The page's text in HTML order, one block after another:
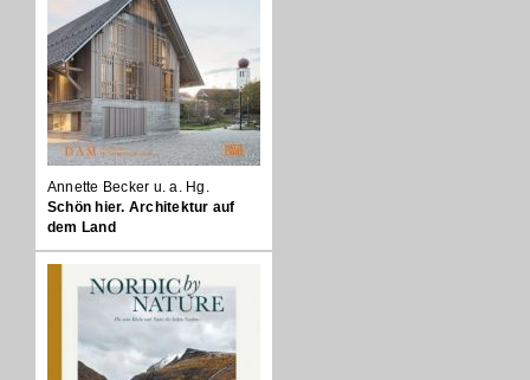
Annette Becker u. a. Hg.
Schön hier. Architektur auf
dem Land